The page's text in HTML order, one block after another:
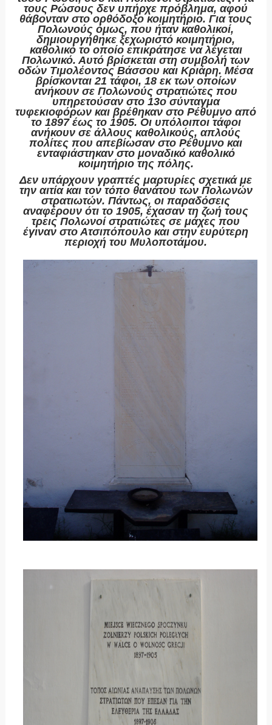
τους Ρώσους δεν υπήρχε πρόβλημα, αφού
θάβονταν στο ορθόδοξο κοιμητήριο. Για τους
Πολωνούς όμως, που ήταν καθολικοί,
δημιουργήθηκε ξεχωριστό κοιμητήριο,
καθολικό το οποίο επικράτησε να λέγεται
Πολωνικό. Αυτό βρίσκεται στη συμβολή των
οδών Τιμολέοντος Βάσσου και Κριάρη. Μέσα
βρίσκονται 21 τάφοι, 18 εκ των οποίων
ανήκουν σε Πολωνούς στρατιώτες που
υπηρετούσαν στο 13οσύνταγμα
τυφεκιοφόρων και βρέθηκαν στο Ρέθυμνο από
το 1897 έως το 1905. Οι υπόλοιποι τάφοι
ανήκουν σε άλλους καθολικούς, απλούς
πολίτες που απεβίωσαν στο Ρέθυμνο και
ενταφιάστηκαν στο μοναδικό καθολικό
κοιμητήριο της πόλης.
Δεν υπάρχουν γραπτές μαρτυρίες σχετικά με
την αιτία και τον τόπο θανάτου των Πολωνών
στρατιωτών. Πάντως, οι παραδόσεις
αναφέρουν ότι το 1905, έχασαν τη ζωή τους
τρεις Πολωνοί στρατιώτες σε μάχες που
έγιναν στο Ατσιπόπουλο και στην ευρύτερη
περιοχή του Μυλοποτάμου.